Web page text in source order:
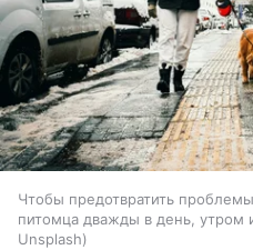
Чтобы предотвратить
питомца дважды в день, утром
Unsplash